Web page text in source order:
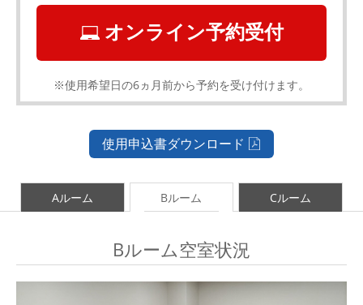
オンライン予約受付
※使用希望日の6ヵ月前から予約を受け付けます。
使用申込書ダウンロード
Aルーム Bルーム Cルーム
Bルーム空室状況